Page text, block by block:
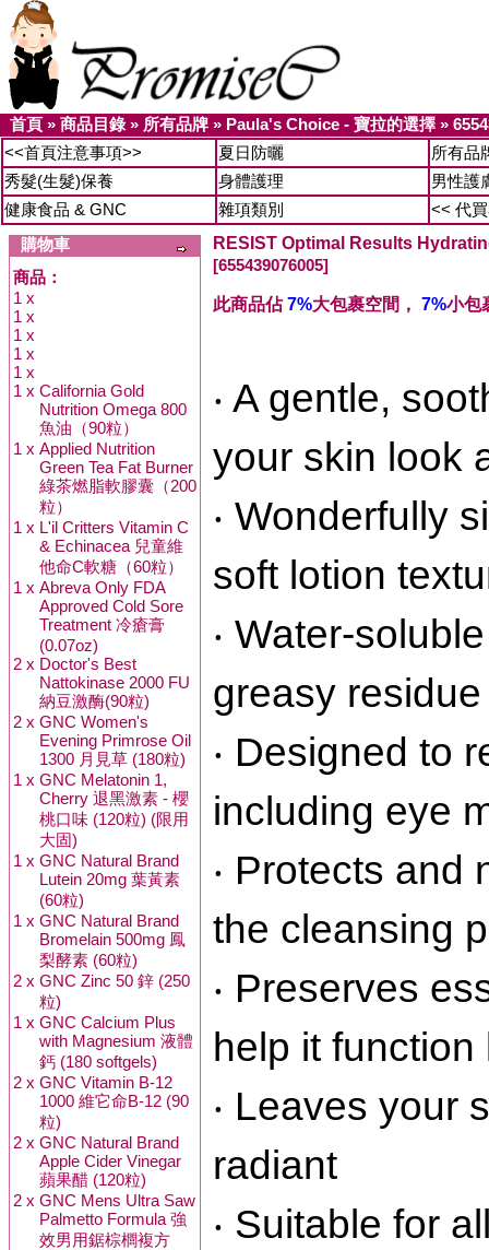
首頁 » 商品目錄» 所有品牌 » Paula's Choice - 寶拉的選擇 »
<<首頁注意事項>>
夏日防曬
所有品
秀髮(生髮)保養
身體護理
男性護
健康食品 & GNC
雜項類別
<< 代
購物車
商品：
1 x
1 x
1 x
1 x
1 x
1 x California Gold
Nutrition Omega 800
魚油（90粒）
1 x Applied Nutrition
Green Tea Fat Burner
綠茶燃脂軟膠囊（200
粒）
1 x L'il Critters Vitamin C
& Echinacea 兒童維
他命C軟糖（60粒）
1 x Abreva Only FDA
Approved Cold Sore
Treatment 冷瘡膏
(0.07oz)
2 x Doctor's Best
Nattokinase 2000 FU
納豆激酶(90粒)
2 x GNC Women's
Evening Primrose Oil
1300 月見草 (180粒)
1 x GNC Melatonin 1,
Cherry 退黑激素 - 櫻
桃口味 (120粒) (限用
大固)
1 x GNC Natural Brand
Lutein 20mg 葉黃素
(60粒)
1 x GNC Natural Brand
Bromelain 500mg 鳳
梨酵素 (60粒)
2 x GNC Zinc 50 鋅 (250
粒)
1 x GNC Calcium Plus
with Magnesium 液體
鈣 (180 softgels)
2 x GNC Vitamin B-12
1000 維它命B-12 (90
粒)
2 x GNC Natural Brand
Apple Cider Vinegar
蘋果醋 (120粒)
2 x GNC Mens Ultra Saw
Palmetto Formula 強
效男用鋸棕櫚複方
RESIST Optimal Results
[655439076005]
此商品佔7%大包裹空間， 7%小包
‧ A gentle,
your skin look
‧ Wonderfully
soft lotion
‧ Water-
greasy residue
‧ Designed to
including eye
‧ Protects and
the cleansing
‧ Preserves
help it
‧ Leaves your
radiant
‧ Suitable for